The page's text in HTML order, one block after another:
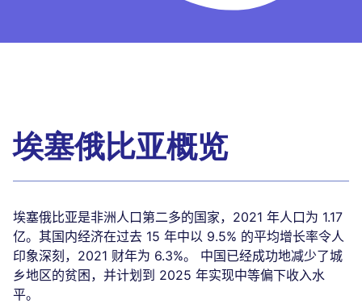
埃塞俄比亚概览
埃塞俄比亚是非洲人口第二多的国家，2021 年人口为 1.17
亿。其国内经济在过去 15 年中以 9.5% 的平均增长率令人
印象深刻，2021 财年为 6.3%。 中国已经成功地减少了城
乡地区的贫困，并计划到 2025 年实现中等偏下收入水
平。